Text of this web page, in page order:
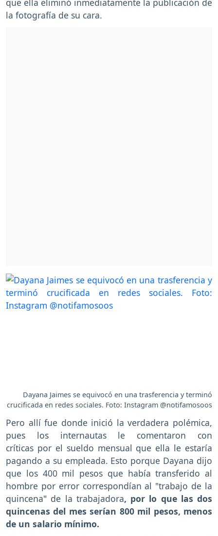
la fotografía de su cara.
Dayana Jaimes se equivocó en una trasferencia y terminó
crucificada en redes sociales. Foto: Instagram @notifamosoos
Pero allí fue donde inició la verdadera polémica,
pues los internautas le comentaron con
críticas por el sueldo mensual que ella le estaría
pagando a su empleada. Esto porque Dayana dijo
que los 400 mil pesos que había transferido al
hombre por error correspondían al "trabajo de la
quincena" de la trabajadora, por lo que las dos
quincenas del mes serían 800 mil pesos, menos
de un salario mínimo.